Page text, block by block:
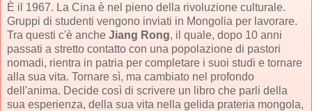
È il 1967. La Cina è nel pieno della rivoluzione culturale.
Gruppi di studenti vengono inviati in Mongolia per lavorare.
Tra questi c'è anche Jiang Rong, il quale, dopo 10 anni
passati a stretto contatto con una popolazione di pastori
nomadi, rientra in patria per completare i suoi studi e tornare
alla sua vita. Tornare sì, ma cambiato nel profondo
dell'anima. Decide così di scrivere un libro che parli della
sua esperienza, della sua vita nella gelida prateria mongola,